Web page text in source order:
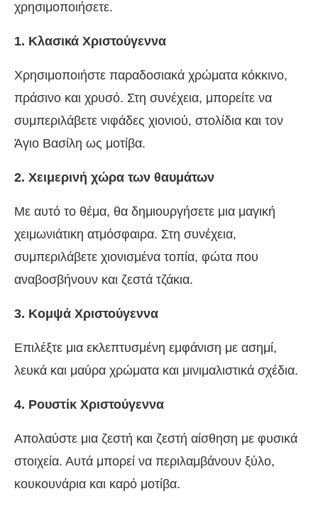
χρησιμοποιήσετε.
1. Κλασικά Χριστούγεννα
Χρησιμοποιήστε παραδοσιακά χρώματα κόκκινο,
πράσινο και χρυσό. Στη συνέχεια, μπορείτε να
συμπεριλάβετε νιφάδες χιονιού, στολίδια και τον
Άγιο Βασίλη ως μοτίβα.
2. Χειμερινή χώρα των θαυμάτων
Με αυτό το θέμα, θα δημιουργήσετε μια μαγική
χειμωνιάτικη ατμόσφαιρα. Στη συνέχεια,
συμπεριλάβετε χιονισμένα τοπία, φώτα που
αναβοσβήνουν και ζεστά τζάκια.
3. Κομψά Χριστούγεννα
Επιλέξτε μια εκλεπτυσμένη εμφάνιση με ασημί,
λευκά και μαύρα χρώματα και μινιμαλιστικά σχέδια.
4. Ρουστίκ Χριστούγεννα
Απολαύστε μια ζεστή και ζεστή αίσθηση με φυσικά
στοιχεία. Αυτά μπορεί να περιλαμβάνουν ξύλο,
κουκουνάρια και καρό μοτίβα.